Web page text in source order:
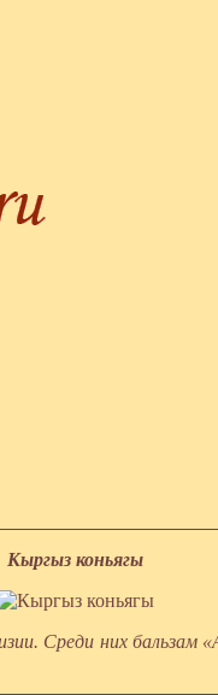
Кыргыз коньягы
Среди них